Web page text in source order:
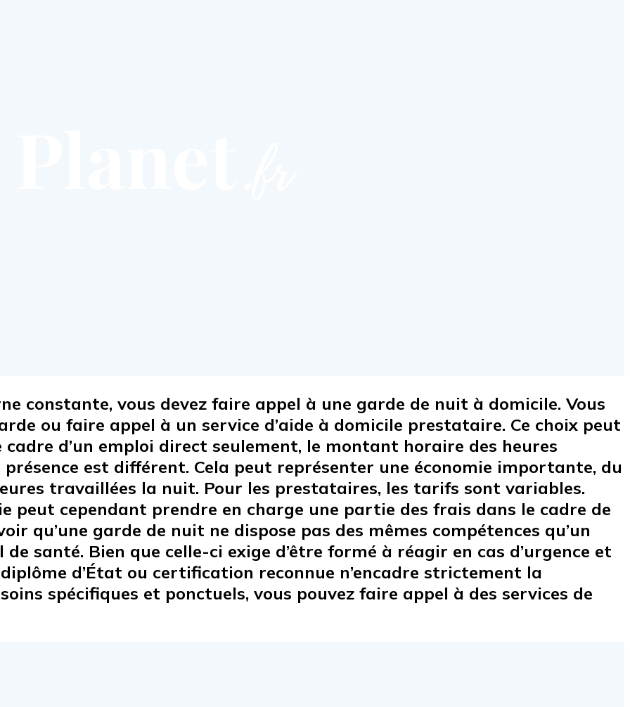
constante, vous devez faire appel à une garde de nuit à domicile. Vous
ou faire appel à un service d’aide à domicile prestataire. Ce choix peut
d’un emploi direct seulement, le montant horaire des heures
est différent. Cela peut représenter une économie importante, du
travaillées la nuit. Pour les prestataires, les tarifs sont variables.
peut cependant prendre en charge une partie des frais dans le cadre de
qu’une garde de nuit ne dispose pas des mêmes compétences qu’un
santé. Bien que celle-ci exige d’être formé à réagir en cas d’urgence et
d’État ou certification reconnue n’encadre strictement la
spécifiques et ponctuels, vous pouvez faire appel à des services de